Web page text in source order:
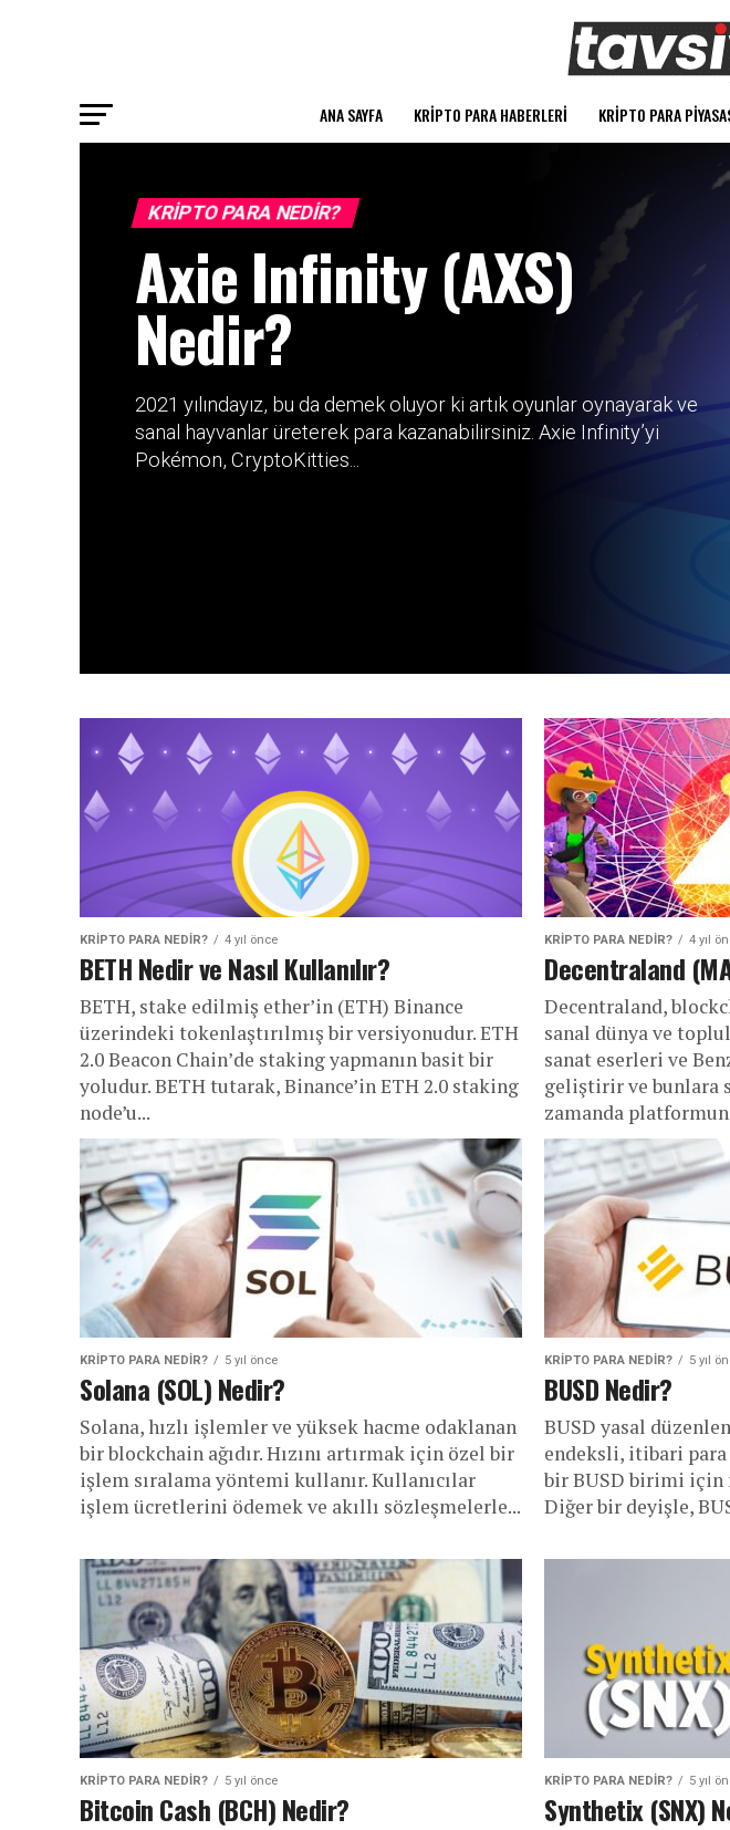
ANA SAYFA KRIPTO PARA HABERLERI KRIPTO PARA
KRIPTO PARA NEDIR?
Axie Infinity (AXS)
Nedir?
2021 yılındayız, bu da demek oluyor ki artık oyunlar oynayarak ve
sanal hayvanlar üreterek para kazanabilirsiniz. Axie Infinity’yi
Pokémon, CryptoKitties...
KRIPTO PARA NEDIR? 4 yıl önce
BETH Nedir ve Nasıl Kullanılır?
BETH, stake edilmiş ether’in (ETH) Binance
üzerindeki tokenlaştırılmış bir versiyonudur. ETH
2.0 Beacon Chain’de staking yapmanın basit bir
yoludur. BETH tutarak, Binance’in ETH 2.0 staking
node’u...
KRIPTO PARA NEDIR? 4 yıl
Decentraland
Decentraland,
sanal dünya ve
sanat eserleri ve
geliştirir ve bunlara
zamanda
KRIPTO PARA NEDIR? 5 yıl önce
Solana (SOL) Nedir?
Solana, hızlı işlemler ve yüksek hacme odaklanan
bir blockchain ağıdır. Hızını artırmak için özel bir
işlem sıralama yöntemi kullanır. Kullanıcılar
işlem ücretlerini ödemek ve akıllı sözleşmelerle...
KRIPTO PARA NEDIR? 5 yıl
BUSD Nedir?
BUSD yasal
endeksli, itibari
bir BUSD birimi için
Diğer bir deyişle,
KRIPTO PARA NEDIR? 5 yıl önce
Bitcoin Cash (BCH) Nedir?
KRIPTO PARA NEDIR? 5 yıl
Synthetix (SNX)